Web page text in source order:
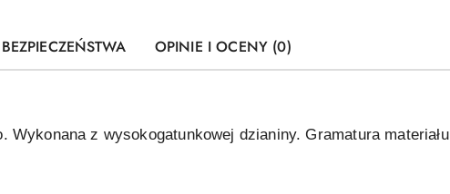
OPINIE I OCENY (0)
z wysokogatunkowej dzianiny. Gramatura